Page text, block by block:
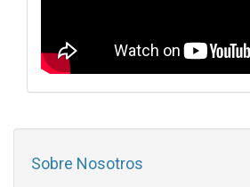
Sobre Nosotros